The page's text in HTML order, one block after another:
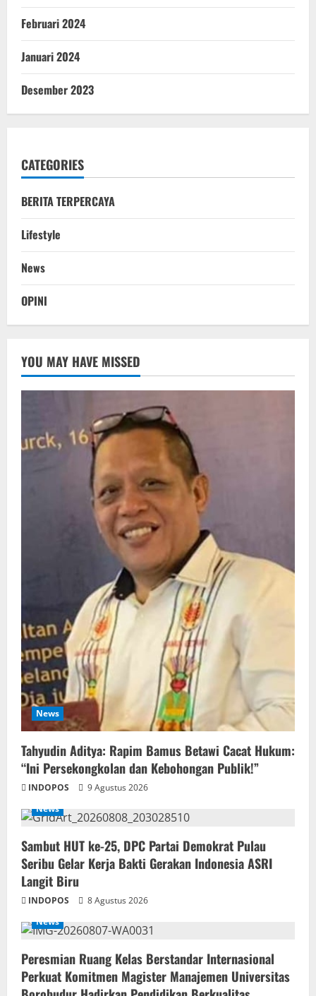
Februari 2024
Januari 2024
Desember 2023
CATEGORIES
BERITA TERPERCAYA
Lifestyle
News
OPINI
YOU MAY HAVE MISSED
News
‎Tahyudin Aditya: Rapim Bamus Betawi Cacat Hukum:
“Ini Persekongkolan dan Kebohongan Publik!”
INDOPOS
9 Agustus 2026
News
‎Sambut HUT ke-25, DPC Partai Demokrat Pulau
Seribu Gelar Kerja Bakti Gerakan Indonesia ASRI
Langit Biru
INDOPOS
8 Agustus 2026
News
Peresmian Ruang Kelas Berstandar Internasional
Perkuat Komitmen Magister Manajemen Universitas